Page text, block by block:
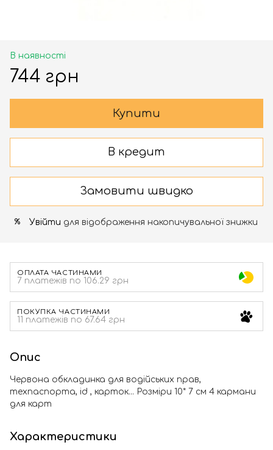
В наявності
744 грн
Купити
В кредит
Замовити швидко
% Увійти для відображення накопичувальної знижки
ОПЛАТА ЧАСТИНАМИ
7 платежів по 106.29 грн
ПОКУПКА ЧАСТИНАМИ
11 платежів по 67.64 грн
Опис
Червона обкладинка для водійських прав,
техпаспорта, id , карток... Розміри 10* 7 см 4 кармани
для карт
Характеристики